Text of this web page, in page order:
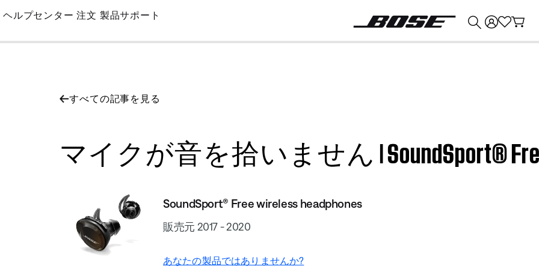
Skip
Main
ヘルプセンター 注文 製品サポート
すべての記事を見る
マイクが音を拾いません | SoundSport® Free
SoundSport® Free wireless headphones
販売元 2017 - 2020
あなたの製品ではありませんか?